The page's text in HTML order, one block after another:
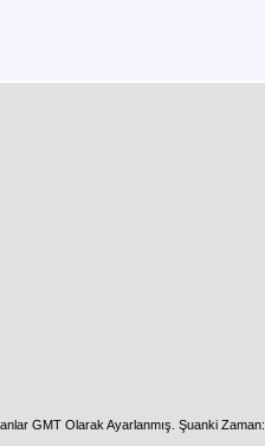
GMT Olarak Ayarlanmış. Şuanki Zaman: